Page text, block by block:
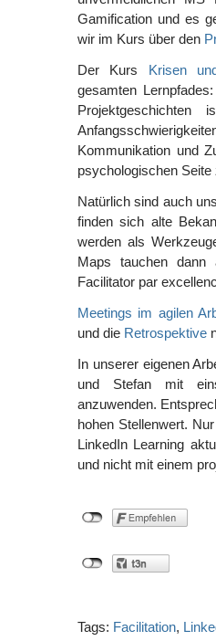
Gamification und es
wir im Kurs über den
Der Kurs Krisen
gesamten
Kommunikation und
psychologischen Seite
Natürlich sind auch
finden sich alte
werden als
Maps tauchen dann
Facilitator par
Meetings im agilen
und die Retrospektive
In unserer eigenen
und Stefan mit
anzuwenden.
hohen Stellenwert.
LinkedIn Learning
und nicht mit einem
Tags: Facilitation,